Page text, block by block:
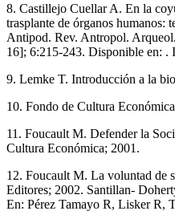
8. Castillejo Cuellar A. En la
trasplante de órganos humanos:
Antipod. Rev. Antropol.
16]; 6:215-243. Disponible en: .
9. Lemke T. Introducción a la
10. Fondo de Cultura
11. Foucault M. Defender la
Cultura Económica; 2001.
12. Foucault M. La voluntad de
Editores; 2002. Santillan-
En: Pérez Tamayo R, Lisker R,